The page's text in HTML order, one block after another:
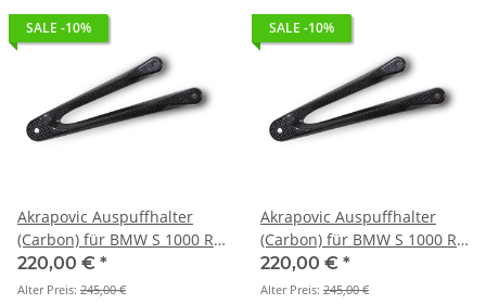
SALE -10%
Akrapovic Auspuffhalter
(Carbon) für BMW S 1000 R /
M 1000 R - BJ. 2014 > 2016
(P-MBB10R1/2)
220,00 € *
Alter Preis: 245,00 €
SALE -10%
Akrapovic Auspuffhalter
(Carbon) für BMW S 1000 RR
- BJ. 2010 > 2014 (P-
MBB10R1/2)
220,00 € *
Alter Preis: 245,00 €